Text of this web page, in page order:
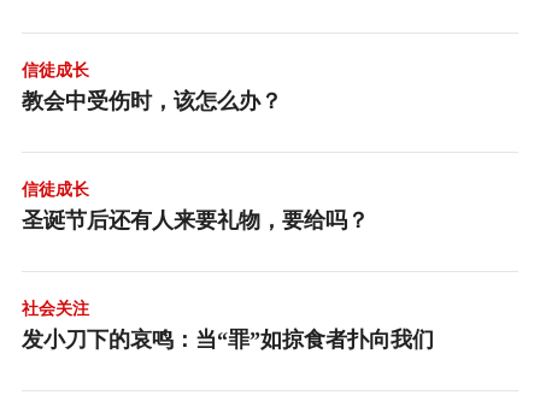
信徒成长
教会中受伤时，该怎么办？
信徒成长
圣诞节后还有人来要礼物，要给吗？
社会关注
发小刀下的哀鸣：当“罪”如掠食者扑向我们